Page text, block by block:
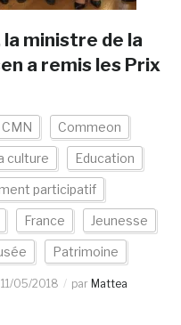
la ministre de la
a remis les Prix
CMN Commeon
culture Education
participatif
France Jeunesse
Patrimoine
11/05/2018 par Mattea